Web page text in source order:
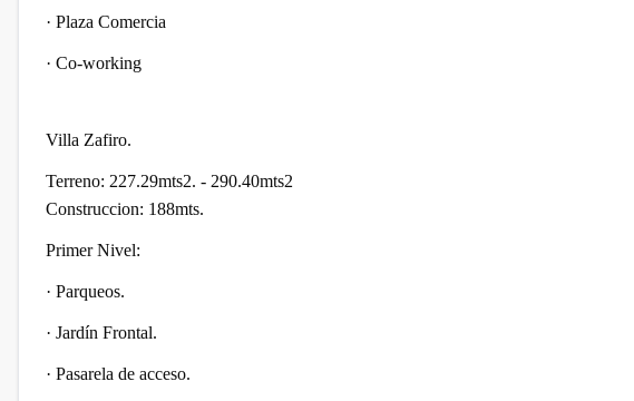
· Plaza Comercia
· Co-working
Villa Zafiro.
Terreno: 227.29mts2. - 290.40mts2
Construccion: 188mts.
Primer Nivel:
· Parqueos.
· Jardín Frontal.
· Pasarela de acceso.